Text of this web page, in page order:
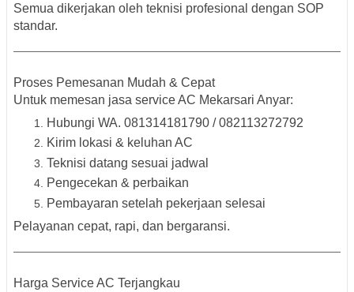
Semua dikerjakan oleh teknisi profesional dengan SOP
standar.
Proses Pemesanan Mudah & Cepat
Untuk memesan jasa service AC Mekarsari Anyar:
Hubungi WA. 081314181790 / 082113272792
Kirim lokasi & keluhan AC
Teknisi datang sesuai jadwal
Pengecekan & perbaikan
Pembayaran setelah pekerjaan selesai
Pelayanan cepat, rapi, dan bergaransi.
Harga Service AC Terjangkau